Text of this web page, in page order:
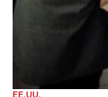
EE.UU.